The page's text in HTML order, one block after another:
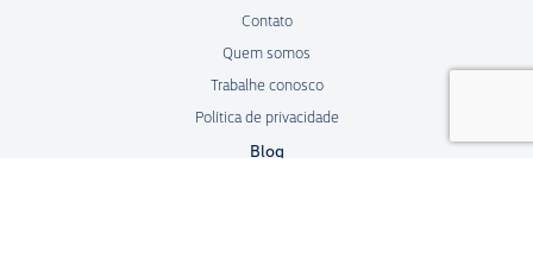
Contato
Quem somos
Trabalhe conosco
Política de privacidade
Blog